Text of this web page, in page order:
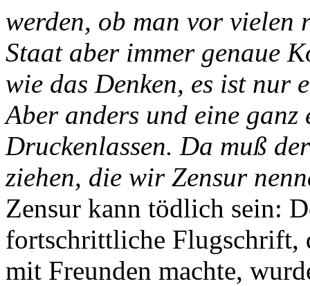
werden, ob man vor vielen
Staat aber immer genaue
wie das Denken, es ist nur
Aber anders und eine ganz
Druckenlassen. Da muß
ziehen, die wir Zensur
Zensur kann tödlich sein:
fortschrittliche Flugschrift,
mit Freunden machte,